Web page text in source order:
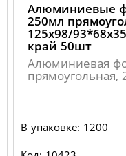
Алюминиевые
250мл
125х98/
край 50шт
Алюминиевая
прямоугольная,
В упаковке: 1200